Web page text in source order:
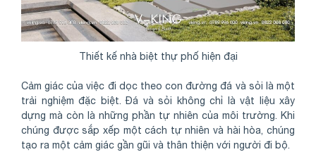
Thiết kế nhà biệt thự phố hiện đại
Cảm giác của việc đi dọc theo con đường đá và sỏi là một
trải nghiệm đặc biệt. Đá và sỏi không chỉ là vật liệu xây
dựng mà còn là những phần tự nhiên của môi trường. Khi
chúng được sắp xếp một cách tự nhiên và hài hòa, chúng
tạo ra một cảm giác gần gũi và thân thiện với người đi bộ.